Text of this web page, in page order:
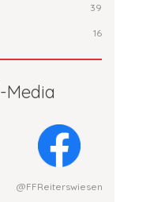
39
16
Media
@FFReiterswiesen